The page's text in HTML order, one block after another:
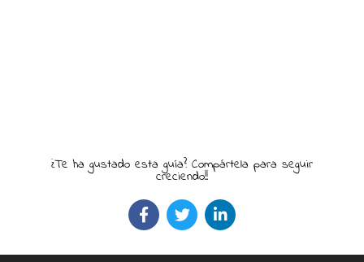
¿Te ha gustado esta guía? Compártela para seguir
creciendo!!